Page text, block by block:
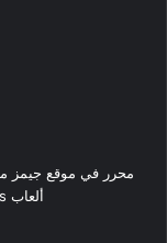
ألعاب Rockstar Games والألعاب الخطية